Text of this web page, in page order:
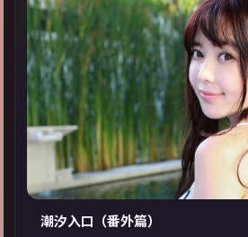
▶
潮汐入口（番外篇）